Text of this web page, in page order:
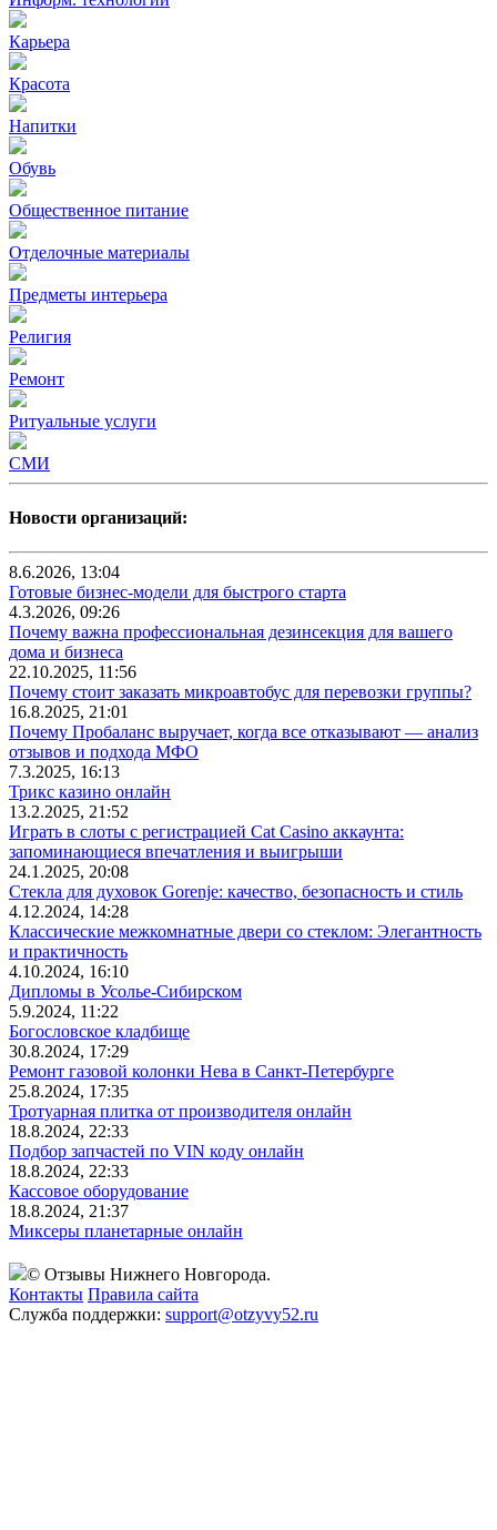
Карьера
Красота
Напитки
Обувь
Общественное питание
Отделочные материалы
Предметы интерьера
Религия
Ремонт
Ритуальные услуги
СМИ
Новости организаций:
8.6.2026, 13:04
Готовые бизнес-модели для быстрого старта
4.3.2026, 09:26
Почему важна профессиональная дезинсекция для вашего
дома и бизнеса
22.10.2025, 11:56
Почему стоит заказать микроавтобус для перевозки группы?
16.8.2025, 21:01
Почему Пробаланс выручает, когда все отказывают — анализ
отзывов и подхода МФО
7.3.2025, 16:13
Трикс казино онлайн
13.2.2025, 21:52
Играть в слоты с регистрацией Cat Casino аккаунта:
запоминающиеся впечатления и выигрыши
24.1.2025, 20:08
Стекла для духовок Gorenje: качество, безопасность и стиль
4.12.2024, 14:28
Классические межкомнатные двери со стеклом: Элегантность
и практичность
4.10.2024, 16:10
Дипломы в Усолье-Сибирском
5.9.2024, 11:22
Богословское кладбище
30.8.2024, 17:29
Ремонт газовой колонки Нева в Санкт-Петербурге
25.8.2024, 17:35
Тротуарная плитка от производителя онлайн
18.8.2024, 22:33
Подбор запчастей по VIN коду онлайн
18.8.2024, 22:33
Кассовое оборудование
18.8.2024, 21:37
Миксеры планетарные онлайн
© Отзывы Нижнего Новгорода.
Контакты Правила сайта
Служба поддержки: support@otzyvy52.ru